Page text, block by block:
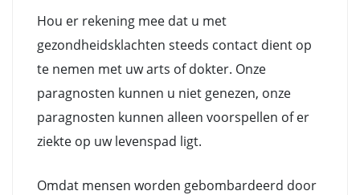
Hou er rekening mee dat u met
gezondheidsklachten steeds contact dient op
te nemen met uw arts of dokter. Onze
paragnosten kunnen u niet genezen, onze
paragnosten kunnen alleen voorspellen of er
ziekte op uw levenspad ligt.
Omdat mensen worden gebombardeerd door